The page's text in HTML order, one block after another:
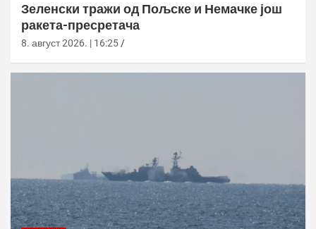
Зеленски тражи од Пољске и Немачке још
ракета-пресретача
8. август 2026. | 16:25